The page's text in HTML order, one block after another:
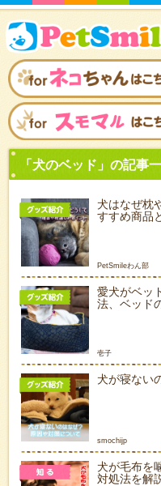
「犬のベ
犬はなぜ枕
すすめ商品
PetSmileわん部
愛犬がベッ
法、ベッド
壱子
犬が寝ない
smochijp
犬が毛布を
対処法を解